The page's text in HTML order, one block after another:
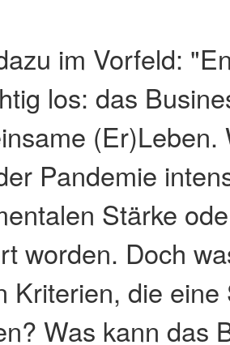
im Vorfeld:
los: das
(Er)Leben.
Pandemie
Stärke
worden. Doch
Kriterien, die
Was kann das